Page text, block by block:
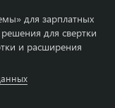
для зарплатных
для свертки
и расширения